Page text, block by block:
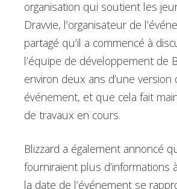
organisation qui soutient les
Dravvie, l’organisateur de
partagé qu’il a commencé à
l’équipe de développement de
environ deux ans d’une
événement, et que cela fait
de travaux en cours.
Blizzard a également annoncé
fourniraient plus d’informations
la date de l’événement se